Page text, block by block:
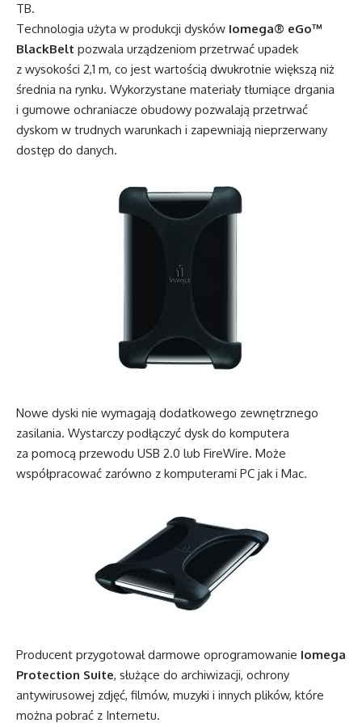
TB.
Technologia użyta w produkcji dysków Iomega® eGo™
BlackBelt pozwala urządzeniom przetrwać upadek
z wysokości 2,1 m, co jest wartością dwukrotnie większą niż
średnia na rynku. Wykorzystane materiały tłumiące drgania
i gumowe ochraniacze obudowy pozwalają przetrwać
dyskom w trudnych warunkach i zapewniają nieprzerwany
dostęp do danych.
Nowe dyski nie wymagają dodatkowego zewnętrznego
zasilania. Wystarczy podłączyć dysk do komputera
za pomocą przewodu USB 2.0 lub FireWire. Może
współpracować zarówno z komputerami PC jak i Mac.
Producent przygotował darmowe oprogramowanie Iomega
Protection Suite, służące do archiwizacji, ochrony
antywirusowej zdjęć, filmów, muzyki i innych plików, które
można pobrać z Internetu.